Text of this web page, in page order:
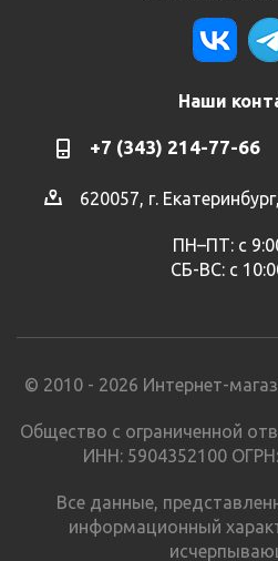
Наши
+7 (343) 214-77-66
620057, г.
ПН–ПТ: с
СБ-ВС: с
© 2010 - 2026 Интернет-
Общество с ограниченной
ИНН: 5904352100
Все данные,
информационный